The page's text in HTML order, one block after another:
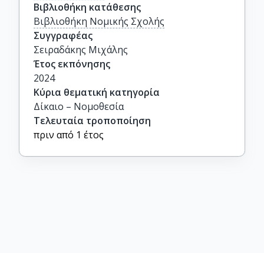
Βιβλιοθήκη κατάθεσης
Βιβλιοθήκη Νομικής Σχολής
Συγγραφέας
Σειραδάκης Μιχάλης
Έτος εκπόνησης
2024
Κύρια θεματική κατηγορία
Δίκαιο – Νομοθεσία
Τελευταία τροποποίηση
πριν από 1 έτος